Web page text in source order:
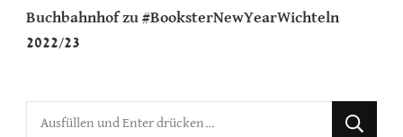
Buchbahnhofzu #BooksterNewYearWichteln
2022/23
Suchst